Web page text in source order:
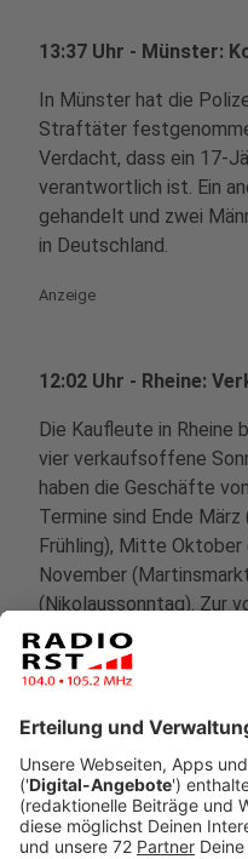
13:37 Uhr - Münster:
In Münster hat die
Straftäter
Verdacht, dass ein 17-
verantwortlich ist. Ein
gehandelt und zwei
in Deutschland.
Anzeige
12:02 Uhr - Rheine:
Die Kaufleute in Rheine
vier verkaufsoffene
haben die Geschäfte
Termine sind Ende März
Frühling), Mitte
November
(Nikolaussonntag). Zur
Anzeige
11:43 Uhr -
Die Gemeinde
dem Rathausvorplatz
Villa Hecking ist freies